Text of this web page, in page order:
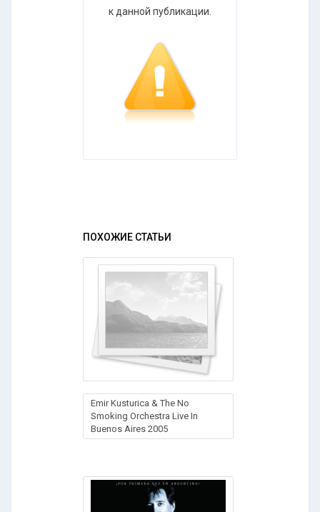
к данной публикации.
ПОХОЖИЕ СТАТЬИ
Emir Kusturica & The No
Smoking Orchestra Live In
Buenos Aires 2005